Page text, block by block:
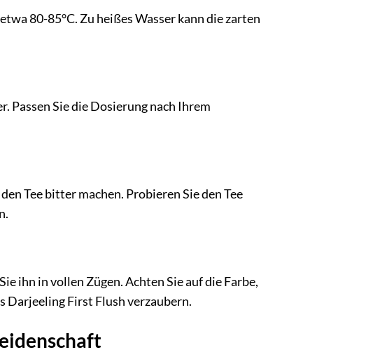
80-85°C. Zu heißes Wasser kann die zarten
Passen Sie die Dosierung nach Ihrem
Tee bitter machen. Probieren Sie den Tee
ihn in vollen Zügen. Achten Sie auf die Farbe,
Darjeeling First Flush verzaubern.